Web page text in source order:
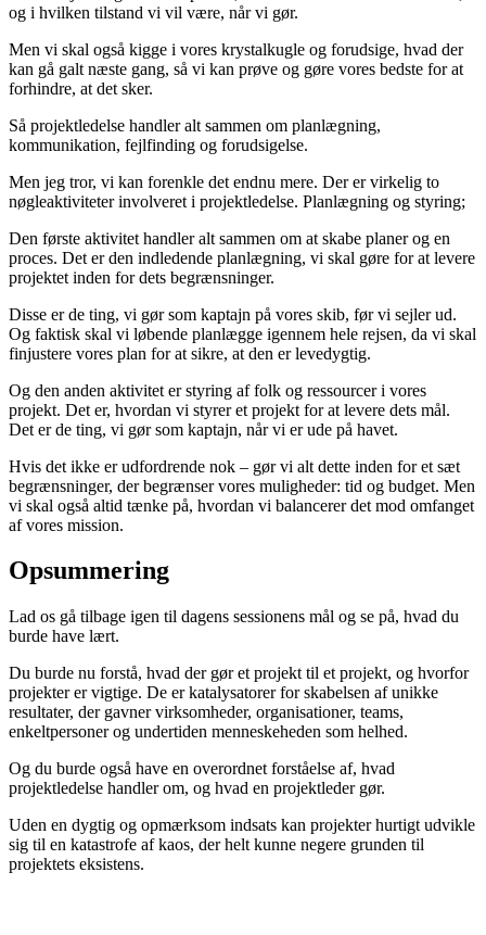
og i hvilken tilstand vi vil være, når vi gør.
Men vi skal også kigge i vores krystalkugle og forudsige, hvad der
kan gå galt næste gang, så vi kan prøve og gøre vores bedste for at
forhindre, at det sker.
Så projektledelse handler alt sammen om planlægning,
kommunikation, fejlfinding og forudsigelse.
Men jeg tror, vi kan forenkle det endnu mere. Der er virkelig to
nøgleaktiviteter involveret i projektledelse. Planlægning og styring;
Den første aktivitet handler alt sammen om at skabe planer og en
proces. Det er den indledende planlægning, vi skal gøre for at levere
projektet inden for dets begrænsninger.
Disse er de ting, vi gør som kaptajn på vores skib, før vi sejler ud.
Og faktisk skal vi løbende planlægge igennem hele rejsen, da vi skal
finjustere vores plan for at sikre, at den er levedygtig.
Og den anden aktivitet er styring af folk og ressourcer i vores
projekt. Det er, hvordan vi styrer et projekt for at levere dets mål.
Det er de ting, vi gør som kaptajn, når vi er ude på havet.
Hvis det ikke er udfordrende nok – gør vi alt dette inden for et sæt
begrænsninger, der begrænser vores muligheder: tid og budget. Men
vi skal også altid tænke på, hvordan vi balancerer det mod omfanget
af vores mission.
Opsummering
Lad os gå tilbage igen til dagens sessionens mål og se på, hvad du
burde have lært.
Du burde nu forstå, hvad der gør et projekt til et projekt, og hvorfor
projekter er vigtige. De er katalysatorer for skabelsen af unikke
resultater, der gavner virksomheder, organisationer, teams,
enkeltpersoner og undertiden menneskeheden som helhed.
Og du burde også have en overordnet forståelse af, hvad
projektledelse handler om, og hvad en projektleder gør.
Uden en dygtig og opmærksom indsats kan projekter hurtigt udvikle
sig til en katastrofe af kaos, der helt kunne negere grunden til
projektets eksistens.